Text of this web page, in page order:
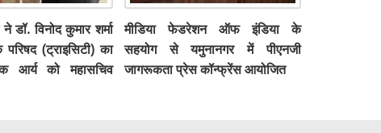
डॉ. विनोद कुमार शर्मा
(ट्राइसिटी) का
आर्य को महासचिव
मीडिया फेडरेशन ऑफ इंडिया के
सहयोग से यमुनानगर में पीएनजी
जागरूकता प्रेस कॉन्फ्रेंस आयोजित